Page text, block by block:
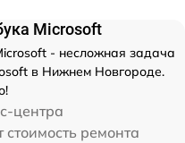
Microsoft
- несложная задача
в Нижнем Новгороде.
центра
стоимость ремонта